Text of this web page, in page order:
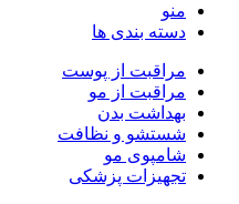
منو
دسته بندی ها
مراقبت از پوست
مراقبت از مو
بهداشت بدن
شستشو و نظافت
شامپوی مو
تجهیزات پزشکی